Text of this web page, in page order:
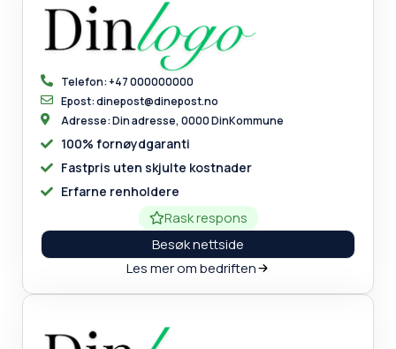
Telefon: +47 000000000
Epost: dinepost@dinepost.no
Adresse: Din adresse, 0000 DinKommune
100% fornøydgaranti
Fastpris uten skjulte kostnader
Erfarne renholdere
Rask respons
Besøk nettside
Les mer om bedriften